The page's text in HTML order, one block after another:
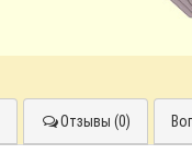
Отзывы (0)